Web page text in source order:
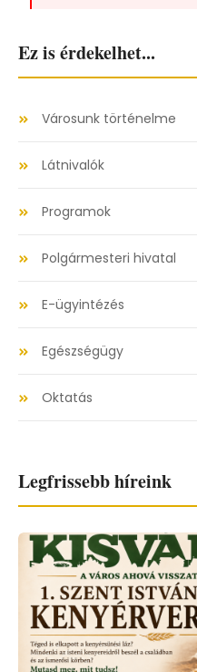
Ez is érdekelhet...
Városunk történelme
Látnivalók
Programok
Polgármesteri hivatal
E-ügyintézés
Egészségügy
Oktatás
Legfrissebb híreink